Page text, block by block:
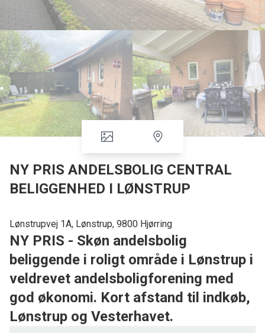
NY PRIS ANDELSBOLIG CENTRAL
BELIGGENHED I LØNSTRUP
Lønstrupvej 1A, Lønstrup, 9800 Hjørring
NY PRIS - Skøn andelsbolig
beliggende i roligt område i Lønstrup i
veldrevet andelsboligforening med
god økonomi. Kort afstand til indkøb,
Lønstrup og Vesterhavet.